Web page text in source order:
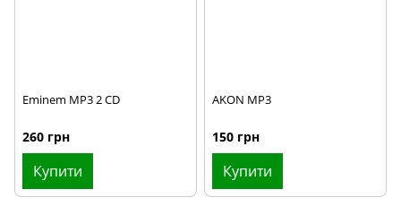
Eminem MP3 2 CD
260 грн
Купити
AKON MP3
150 грн
Купити